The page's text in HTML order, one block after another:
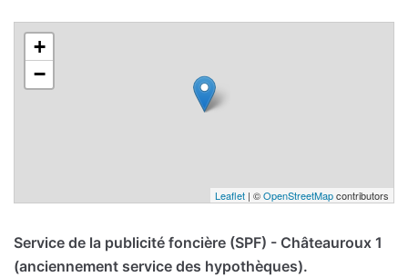
+
−
Leaflet | ©OpenStreetMapcontributors
Service de la publicité foncière (SPF) - Châteauroux 1
(anciennement service des hypothèques).